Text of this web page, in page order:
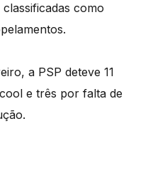
como
a PSP deteve 11
e três por falta de